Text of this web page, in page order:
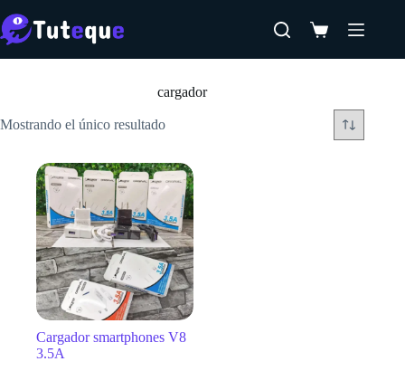
al
contenido
Carro
cargador
Mostrando el único resultado
Cargador smartphones V8
3.5A